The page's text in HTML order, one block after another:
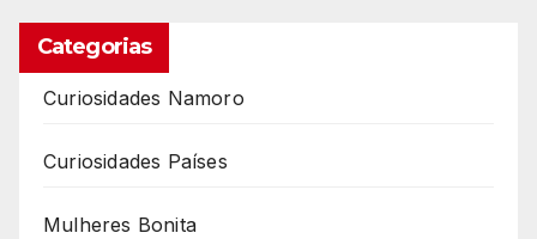
Categorias
Curiosidades Namoro
Curiosidades Países
Mulheres Bonita